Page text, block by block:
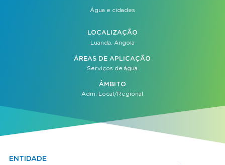
Água e cidades
LOCALIZAÇÃO
Luanda, Angola
ÁREAS DE APLICAÇÃO
Serviços de água
ÂMBITO
Adm. Local/Regional
ENTIDADE